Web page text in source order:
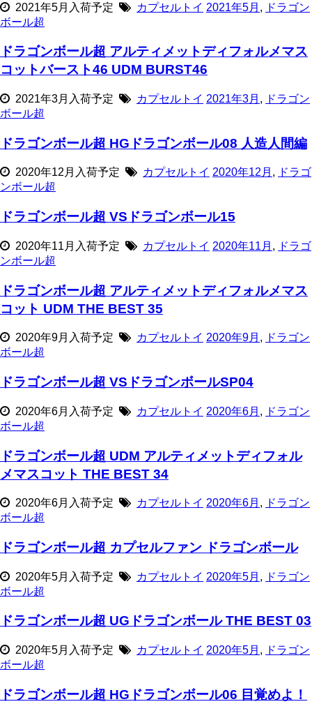
2021年5月入荷予定 カプセルトイ 2021年5月 , ドラゴン
ボール超
ドラゴンボール超 アルティメットディフォルメマス
コットバースト46 UDM BURST46
2021年3月入荷予定 カプセルトイ 2021年3月 , ドラゴン
ボール超
ドラゴンボール超 HGドラゴンボール08 人造人間編
2020年12月入荷予定 カプセルトイ 2020年12月 ,
ドラゴ
ンボール超
ドラゴンボール超 VSドラゴンボール15
2020年11月入荷予定 カプセルトイ 2020年11月 , ドラゴ
ンボール超
ドラゴンボール超 アルティメットディフォルメマス
コット UDM THE BEST 35
2020年9月入荷予定 カプセルトイ 2020年9月 , ドラゴン
ボール超
ドラゴンボール超 VSドラゴンボールSP04
2020年6月入荷予定 カプセルトイ 2020年6月 , ドラゴン
ボール超
ドラゴンボール超 UDM アルティメットディフォル
メマスコット THE BEST 34
2020年6月入荷予定 カプセルトイ 2020年6月 , ドラゴン
ボール超
ドラゴンボール超 カプセルファン ドラゴンボール
2020年5月入荷予定 カプセルトイ 2020年5月 , ドラゴン
ボール超
ドラゴンボール超 UGドラゴンボール THE BEST 03
2020年5月入荷予定 カプセルトイ 2020年5月 , ドラゴン
ボール超
ドラゴンボール超 HGドラゴンボール06 目覚めよ！